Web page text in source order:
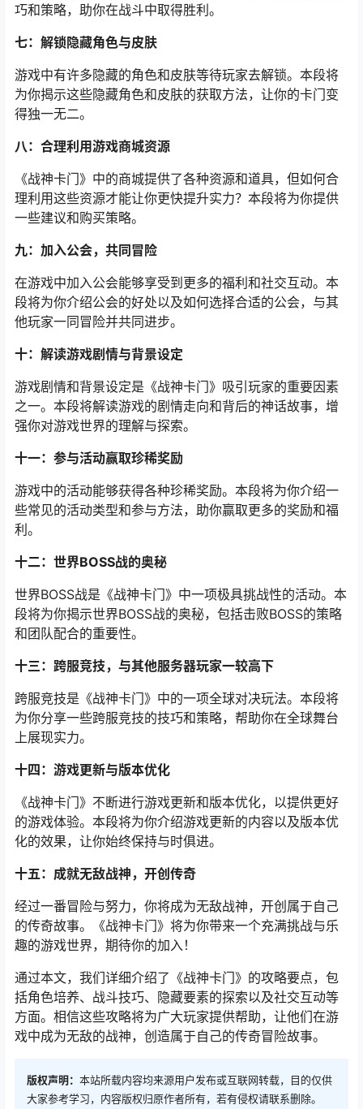
巧和策略，助你在战斗中取得胜利。
七：解锁隐藏角色与皮肤
游戏中有许多隐藏的角色和皮肤等待玩家去解锁。本段将
为你揭示这些隐藏角色和皮肤的获取方法，让你的卡门变
得独一无二。
八：合理利用游戏商城资源
《战神卡门》中的商城提供了各种资源和道具，但如何合
理利用这些资源才能让你更快提升实力？本段将为你提供
一些建议和购买策略。
九：加入公会，共同冒险
在游戏中加入公会能够享受到更多的福利和社交互动。本
段将为你介绍公会的好处以及如何选择合适的公会，与其
他玩家一同冒险并共同进步。
十：解读游戏剧情与背景设定
游戏剧情和背景设定是《战神卡门》吸引玩家的重要因素
之一。本段将解读游戏的剧情走向和背后的神话故事，增
强你对游戏世界的理解与探索。
十一：参与活动赢取珍稀奖励
游戏中的活动能够获得各种珍稀奖励。本段将为你介绍一
些常见的活动类型和参与方法，助你赢取更多的奖励和福
利。
十二：世界BOSS战的奥秘
世界BOSS战是《战神卡门》中一项极具挑战性的活动。本
段将为你揭示世界BOSS战的奥秘，包括击败BOSS的策略
和团队配合的重要性。
十三：跨服竞技，与其他服务器玩家一较高下
跨服竞技是《战神卡门》中的一项全球对决玩法。本段将
为你分享一些跨服竞技的技巧和策略，帮助你在全球舞台
上展现实力。
十四：游戏更新与版本优化
《战神卡门》不断进行游戏更新和版本优化，以提供更好
的游戏体验。本段将为你介绍游戏更新的内容以及版本优
化的效果，让你始终保持与时俱进。
十五：成就无敌战神，开创传奇
经过一番冒险与努力，你将成为无敌战神，开创属于自己
的传奇故事。《战神卡门》将为你带来一个充满挑战与乐
趣的游戏世界，期待你的加入！
通过本文，我们详细介绍了《战神卡门》的攻略要点，包
括角色培养、战斗技巧、隐藏要素的探索以及社交互动等
方面。相信这些攻略将为广大玩家提供帮助，让他们在游
戏中成为无敌的战神，创造属于自己的传奇冒险故事。
版权声明： 本站所载内容均来源用户发布或互联网转载，目的仅供
大家参考学习，内容版权归原作者所有，若有侵权请联系删除。